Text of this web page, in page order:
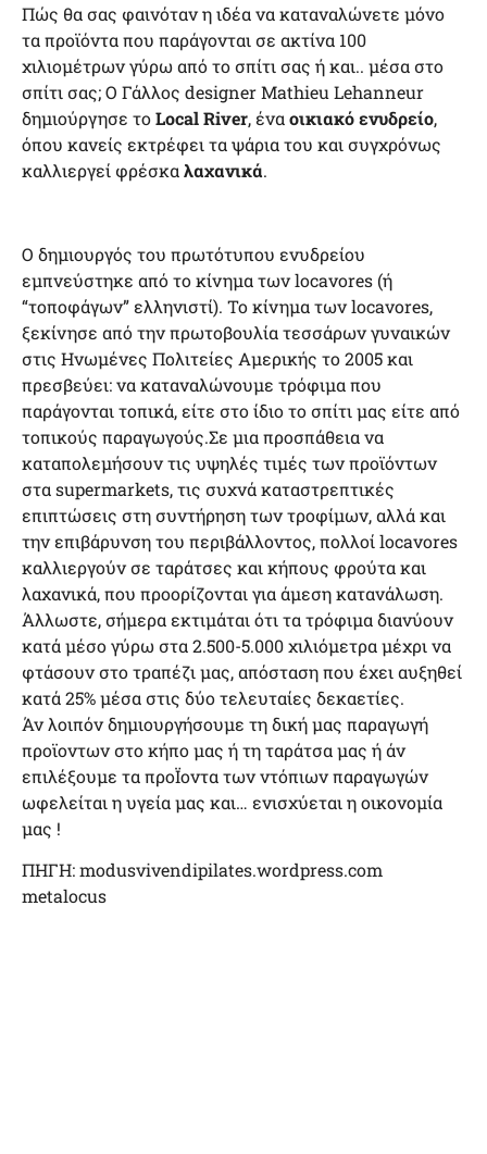
Πώς θα σας φαινόταν η ιδέα να καταναλώνετε μόνο
τα προϊόντα που παράγονται σε ακτίνα 100
χιλιομέτρων γύρω από το σπίτι σας ή και.. μέσα στο
σπίτι σας; Ο Γάλλος designer Mathieu Lehanneur
δημιούργησε τοLocal River, έναοικιακό ενυδρείο,
όπου κανείς εκτρέφει τα ψάρια του και συγχρόνως
καλλιεργεί φρέσκαλαχανικά.
Ο δημιουργός του πρωτότυπου ενυδρείου
εμπνεύστηκε από το κίνημα των locavores (ή
“τοποφάγων” ελληνιστί). Το κίνημα των locavores,
ξεκίνησε από την πρωτοβουλία τεσσάρων γυναικών
στις Ηνωμένες Πολιτείες Αμερικής το 2005 και
πρεσβεύει: να καταναλώνουμε τρόφιμα που
παράγονται τοπικά, είτε στο ίδιο το σπίτι μας είτε από
τοπικούς παραγωγούς.Σε μια προσπάθεια να
καταπολεμήσουν τις υψηλές τιμές των προϊόντων
στα supermarkets, τις συχνά καταστρεπτικές
επιπτώσεις στη συντήρηση των τροφίμων, αλλά και
την επιβάρυνση του περιβάλλοντος, πολλοί locavores
καλλιεργούν σε ταράτσες και κήπους φρούτα και
λαχανικά, που προορίζονται για άμεση κατανάλωση.
Άλλωστε, σήμερα εκτιμάται ότι τα τρόφιμα διανύουν
κατά μέσο γύρω στα 2.500-5.000 χιλιόμετρα μέχρι να
φτάσουν στο τραπέζι μας, απόσταση που έχει αυξηθεί
κατά 25% μέσα στις δύο τελευταίες δεκαετίες.
Άν λοιπόν δημιουργήσουμε τη δική μας παραγωγή
προϊοντων στο κήπο μας ή τη ταράτσα μας ή άν
επιλέξουμε τα προΪοντα των ντόπιων παραγωγών
ωφελείται η υγεία μας και… ενισχύεται η οικονομία
μας !
ΠΗΓΗ: modusvivendipilates.wordpress.com
metalocus